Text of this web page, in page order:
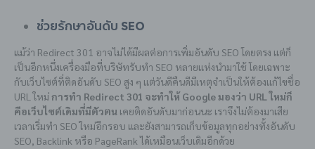
ช่วยรักษาอันดับ SEO
แม้ว่า Redirect 301 อาจไม่ได้มีผลต่อการเพิ่มอันดับ SEO โดยตรง แต่ก็
เป็นอีกหนึ่งเครื่องมือที่บริษัทรับทำ SEO หลายแห่งนำมาใช้ โดยเฉพาะ
กับเว็บไซต์ที่ติดอันดับ SEO สูง ๆ แต่วันดีคืนดีมีเหตุจำเป็นให้ต้องแก้ไขชื่อ
URL ใหม่การทำ Redirect 301 จะทำให้ Google มองว่า URL ใหม่ก็
คือเว็บไซต์เดิมที่มีตัวตน เคยติดอันดับมาก่อนนะ เราจึงไม่ต้องมาเสีย
เวลาเริ่มทำ SEO ใหม่อีกรอบ และยังสามารถเก็บข้อมูลทุกอย่างทั้งอันดับ
SEO, Backlink หรือ PageRank ได้เหมือนเว็บเดิมอีกด้วย